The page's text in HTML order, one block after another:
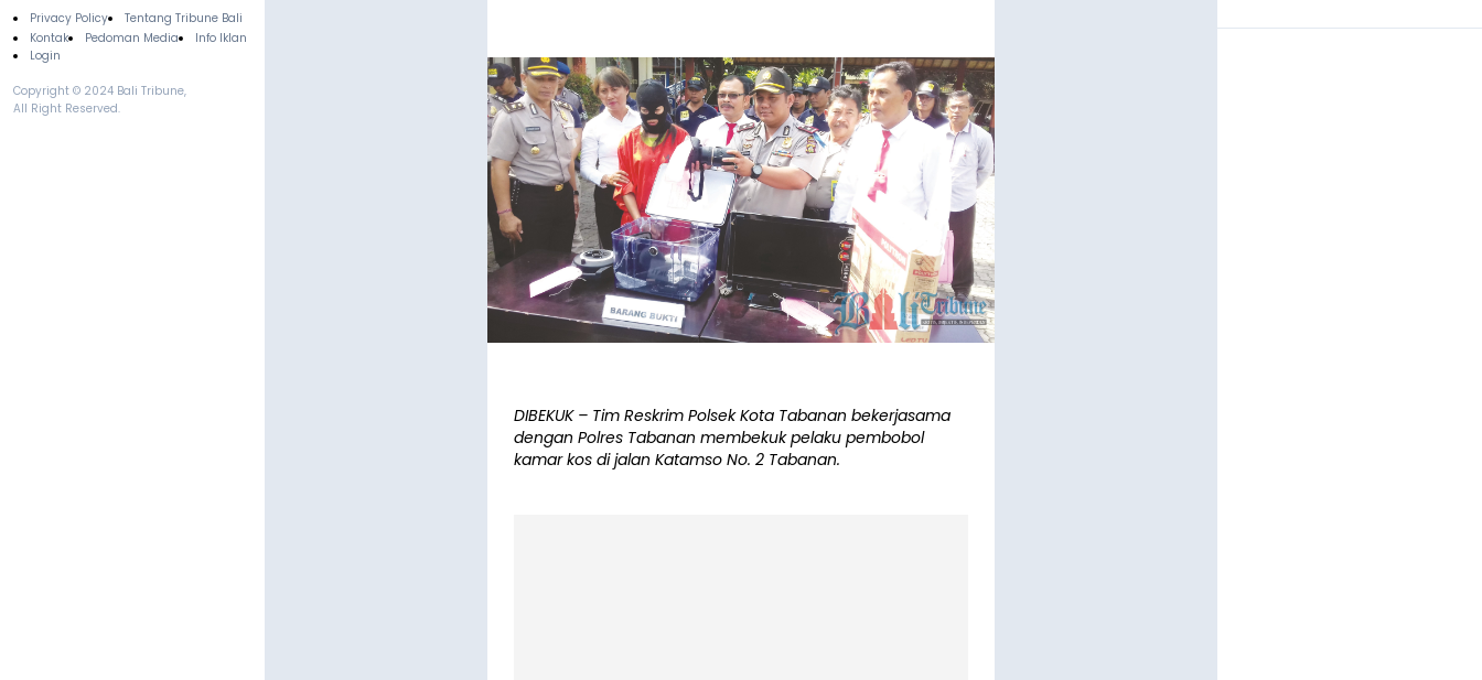
Footer
Privacy Policy
Tentang Tribune Bali
Kontak
Pedoman Media
Info Iklan
Login
Copyright © 2024 Bali Tribune,
All Right Reserved.
DIBEKUK – Tim Reskrim Polsek Kota Tabanan bekerjasama
dengan Polres Tabanan membekuk pelaku pembobol
kamar kos di jalan Katamso No. 2 Tabanan.